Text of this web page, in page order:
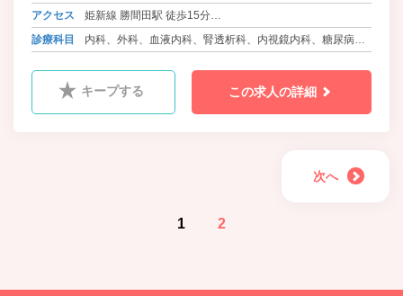
アクセス
姫新線 勝間田駅 徒歩15分
バス 勝央町ふれあいバス さとう記念病院前
診療科目
内科、外科、血液内科、腎透析科、内視鏡内科、糖尿病内
キープする この求人の詳細
次へ
1 2